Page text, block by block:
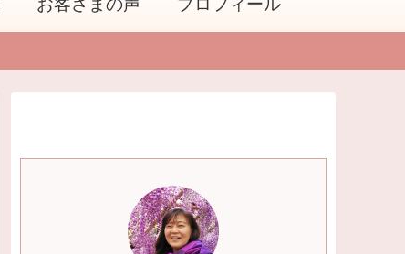
お客さまの声 プロフィール